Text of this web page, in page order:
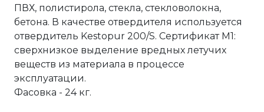
ПВХ, полистирола, стекла, стекловолокна,
бетона. В качестве отвердителя используется
отвердитель Kestopur 200/S. Сертификат М1:
сверхнизкое выделение вредных летучих
веществ из материала в процессе
эксплуатации.
Фасовка - 24 кг.